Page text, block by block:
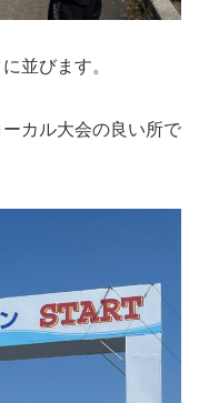
並びます。
カル大会の良い所で